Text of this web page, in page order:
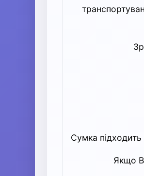
Сумка
Якщо